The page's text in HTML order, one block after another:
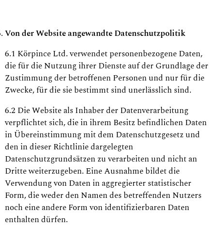
Von der Website angewandte Datenschutzpolitik
6.1 Körpince Ltd. verwendet personenbezogene Daten,
die für die Nutzung ihrer Dienste auf der Grundlage der
Zustimmung der betroffenen Personen und nur für die
Zwecke, für die sie bestimmt sind unerlässlich sind.
6.2 Die Website als Inhaber der Datenverarbeitung
verpflichtet sich, die in ihrem Besitz befindlichen Daten
in Übereinstimmung mit dem Datenschutzgesetz und
den in dieser Richtlinie dargelegten
Datenschutzgrundsätzen zu verarbeiten und nicht an
Dritte weiterzugeben. Eine Ausnahme bildet die
Verwendung von Daten in aggregierter statistischer
Form, die weder den Namen des betreffenden Nutzers
noch eine andere Form von identifizierbaren Daten
enthalten dürfen.